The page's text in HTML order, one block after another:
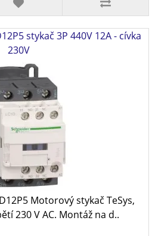
stykač 3P 440V 12A - cívka
230V
Motorový stykač TeSys,
230 V AC. Montáž na d..